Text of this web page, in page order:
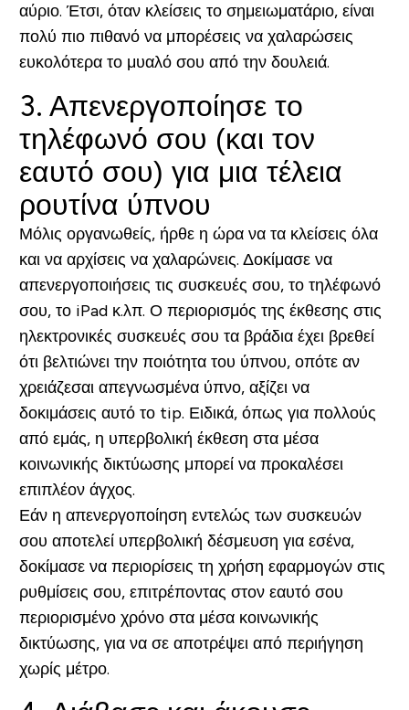
αύριο. Έτσι, όταν κλείσεις το σημειωματάριο, είναι
πολύ πιο πιθανό να μπορέσεις να χαλαρώσεις
ευκολότερα το μυαλό σου από την δουλειά.
3. Απενεργοποίησε το
τηλέφωνό σου (και τον
εαυτό σου) για μια τέλεια
ρουτίνα ύπνου
Μόλις οργανωθείς, ήρθε η ώρα να τα κλείσεις όλα
και να αρχίσεις να χαλαρώνεις. Δοκίμασε να
απενεργοποιήσεις τις συσκευές σου, το τηλέφωνό
σου, το iPad κ.λπ. Ο περιορισμός της έκθεσης στις
ηλεκτρονικές συσκευές σου τα βράδια έχει βρεθεί
ότι βελτιώνει την ποιότητα του ύπνου, οπότε αν
χρειάζεσαι απεγνωσμένα ύπνο, αξίζει να
δοκιμάσεις αυτό το tip. Ειδικά, όπως για πολλούς
από εμάς, η υπερβολική έκθεση στα μέσα
κοινωνικής δικτύωσης μπορεί να προκαλέσει
επιπλέον άγχος.
Εάν η απενεργοποίηση εντελώς των συσκευών
σου αποτελεί υπερβολική δέσμευση για εσένα,
δοκίμασε να περιορίσεις τη χρήση εφαρμογών στις
ρυθμίσεις σου, επιτρέποντας στον εαυτό σου
περιορισμένο χρόνο στα μέσα κοινωνικής
δικτύωσης, για να σε αποτρέψει από περιήγηση
χωρίς μέτρο.